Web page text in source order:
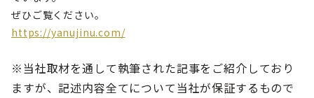
ぜひご覧ください。
https://yanujinu.com/
※当社取材を通して執筆された記事をご紹介しており
ますが、記述内容全てについて当社が保証するもので